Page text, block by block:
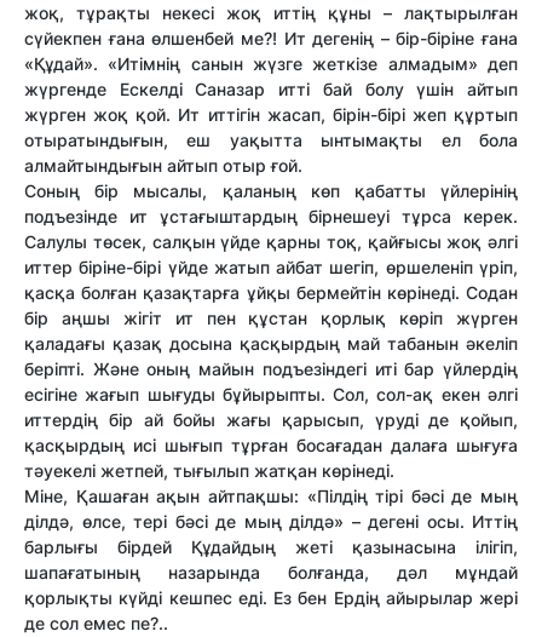
жоқ, тұрақты некесі жоқ иттің құны – лақтырылған
сүйекпен ғана өлшенбей ме?! Ит дегенің – бір-біріне ғана
«Құдай». «Итімнің санын жүзге жеткізе алмадым» деп
жүргенде Ескелді Саназар итті бай болу үшін айтып
жүрген жоқ қой. Ит иттігін жасап, бірін-бірі жеп құртып
отыратындығын, еш уақытта ынтымақты ел бола
алмайтындығын айтып отыр ғой.
Соның бір мысалы, қаланың көп қабатты үйлерінің
подъезінде ит ұстағыштардың бірнешеуі тұрса керек.
Салулы төсек, салқын үйде қарны тоқ, қайғысы жоқ әлгі
иттер біріне-бірі үйде жатып айбат шегіп, өршеленіп үріп,
қасқа болған қазақтарға ұйқы бермейтін көрінеді. Содан
бір аңшы жігіт ит пен құстан қорлық көріп жүрген
қаладағы қазақ досына қасқырдың май табанын әкеліп
беріпті. Және оның майын подъезіндегі иті бар үйлердің
есігіне жағып шығуды бұйырыпты. Сол, сол-ақ екен әлгі
иттердің бір ай бойы жағы қарысып, үруді де қойып,
қасқырдың исі шығып тұрған босағадан далаға шығуға
тәуекелі жетпей, тығылып жатқан көрінеді.
Міне, Қашаған ақын айтпақшы: «Пілдің тірі бәсі де мың
ділдә, өлсе, тері бәсі де мың ділдә» – дегені осы. Иттің
барлығы бірдей Құдайдың жеті қазынасына ілігіп,
шапағатының назарында болғанда, дәл мұндай
қорлықты күйді кешпес еді. Ез бен Ердің айырылар жері
де сол емес пе?..